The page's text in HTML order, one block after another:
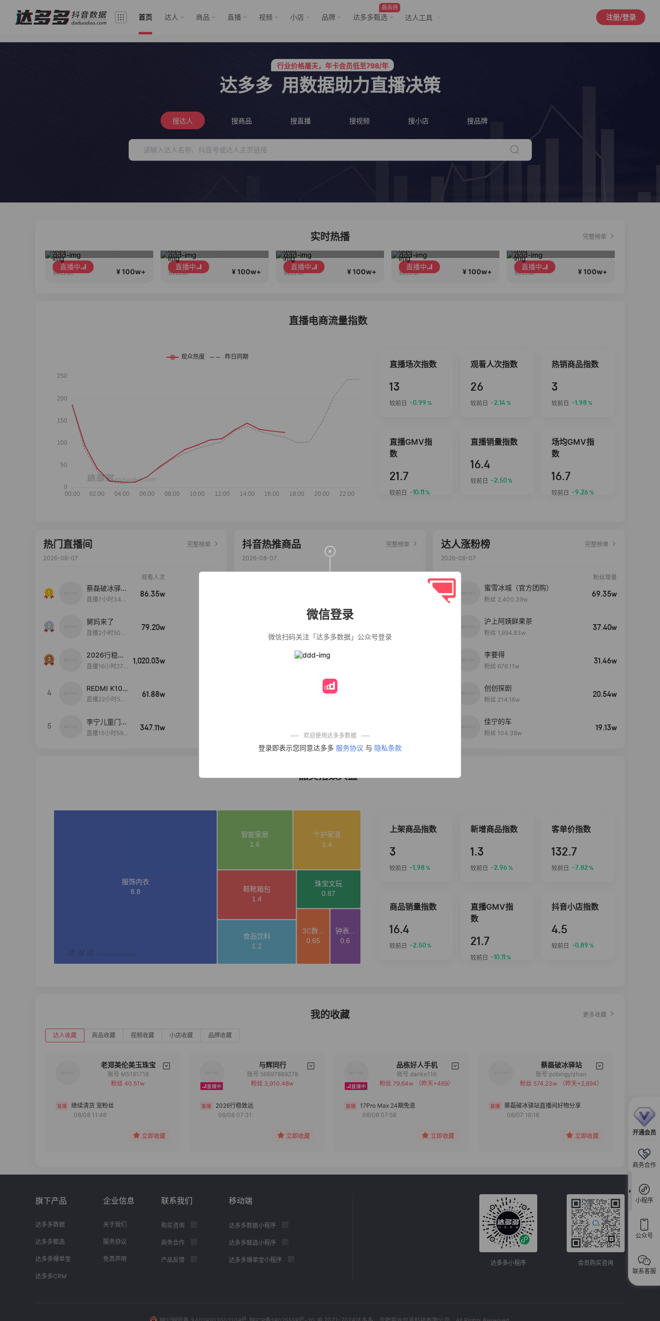
首页 达人 商品 直播 视频 小店 品牌
最高佣
达多多甄选 达人工具 注册/登录
开通会员
商务合作
小程序
公众号
联系客服
微信登录
微信扫码关注「达多多数据」公众号登录
欢迎使用达多多数据
登录即表示您同意达多多 服务协议 与 隐私条款
服务三只羊、董先生等行业头部客户
行业价格屠夫，年卡会员低至798/年
服务三只羊、董先生等行业头部客户
行业价格屠夫，年卡会员低至798/年
达多多 用数据助力直播决策
搜达人 搜商品 搜直播 搜视频 搜小店 搜品牌
实时热播 完整榜单
直播中
销售额 ¥ 100w+
直播中
销售额 ¥ 100w+
直播中
销售额 ¥ 100w+
直播中
销售额 ¥ 100w+
直播中
销售额 ¥ 100w+
直播电商流量指数
直播场次指数
13
较前日 -0.99 %
观看人次指数
26
较前日 -2.14%
热销商品指数
3
较前日 -1.98 %
直播GMV指
数
21.7
较前日 -10.11 %
直播销量指数
16.4
较前日 -2.50%
场均GMV指
数
16.7
较前日 -9.26 %
热门直播间
完整榜单
2026-08-07
观看人次
蔡磊破冰驿站
直播间好物分
直播7小时34分
86.35w
舅妈来了
直播2小时50分
79.20w
2026行稳致
远
直播16小时27
1,020.03w
4
REDMI K100
Pro系列新品
启！
直播22小时59
61.88w
5
李宁儿童门店
爆款赤兔8pr
直播15小时59
347.11w
抖音热推商品
完整榜单
2026-08-07
污渍除菌除螨3倍
洁净去渍家用去
重油污去油王污
清洗剂
一品欢【10包鲜
免煮开袋即食劲
艾草抽绳式免撕
*310g/袋红油麻
酱凉皮开袋即食
现做现发
达人涨粉榜
完整榜单
2026-08-07
粉丝增量
蜜雪冰城（官方团购）
粉丝 2,400.39w
69.35w
沪上阿姨鲜果茶
粉丝 1,994.83w
37.40w
李要得
粉丝 676.11w
31.46w
创创探剧
粉丝 214.16w
20.54w
佳宁的车
粉丝 104.38w
19.13w
品类指数大盘
上架商品指数
3
较前日 -1.98 %
新增商品指数
1.3
较前日 -2.96 %
客单价指数
132.7
较前日 -7.82%
商品销量指数
16.4
较前日 -2.50%
直播GMV指
数
21.7
较前日 -10.11 %
抖音小店指数
4.5
较前日 -0.89 %
我的收藏 更多收藏
达人收藏 商品收藏 视频收藏 小店收藏 品牌收藏
老郑美伦美玉珠宝
备注
账号 M5181718
粉丝 40.51w
继续清货 宠粉丝
08/08 11:46
立即收藏
与辉同行
备注
账号 56697889278
粉丝 3,910.48w
2026行稳致远
08/08 07:31
立即收藏
品栋好人手机
备注
分组
账号 danke116
粉丝 79.64w
（昨天+469）
17Pro Max 24期免息
08/08 07:58
立即收藏
蔡磊破冰驿站
备注
分组
账号 pobingyizhan
粉丝 574.23w
（昨天+2,894）
蔡磊破冰驿站直播间好物分享
08/07 18:16
立即收藏
旗下产品
达多多数据
达多多甄选
达多多爆单宝
达多多CRM
企业信息
关于我们
服务协议
免责声明
联系我们
购买咨询
商务合作
产品反馈
移动端
达多多数据小程序
达多多甄选小程序
达多多爆单宝小程序 达多多小程序 会员购买咨询